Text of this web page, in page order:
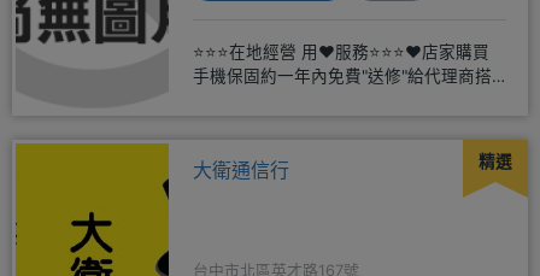
⭐⭐⭐在地經營 用❤️服務⭐⭐⭐❤️店家購買
手機保固約一年內免費"送修"給代理商搭
精選
大衛通信行
台中市北區英才路167號